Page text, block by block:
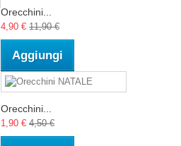
Orecchini...
4,90 € 11,90 €
Aggiungi
Orecchini...
1,90 € 4,50 €